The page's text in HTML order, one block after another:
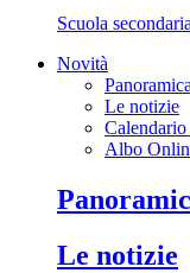
Scuola
Novità
Panoramica
Le notizie
Calendario
Albo
Le notizie